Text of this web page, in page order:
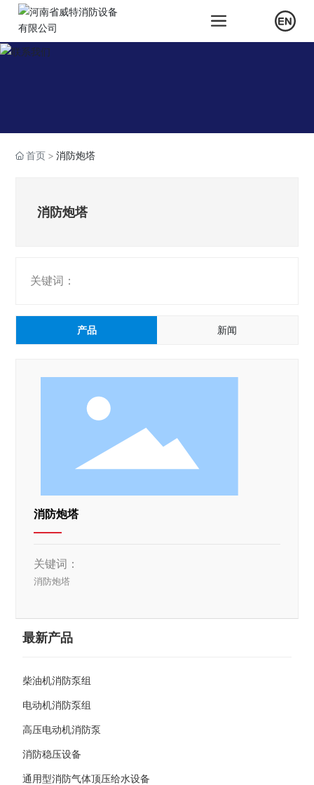
首页 消防炮塔
消防炮塔
关键词：
产品 新闻
消防炮塔
关键词：
消防炮塔
最新产品
柴油机消防泵组
电动机消防泵组
高压电动机消防泵
消防稳压设备
通用型消防气体顶压给水设备